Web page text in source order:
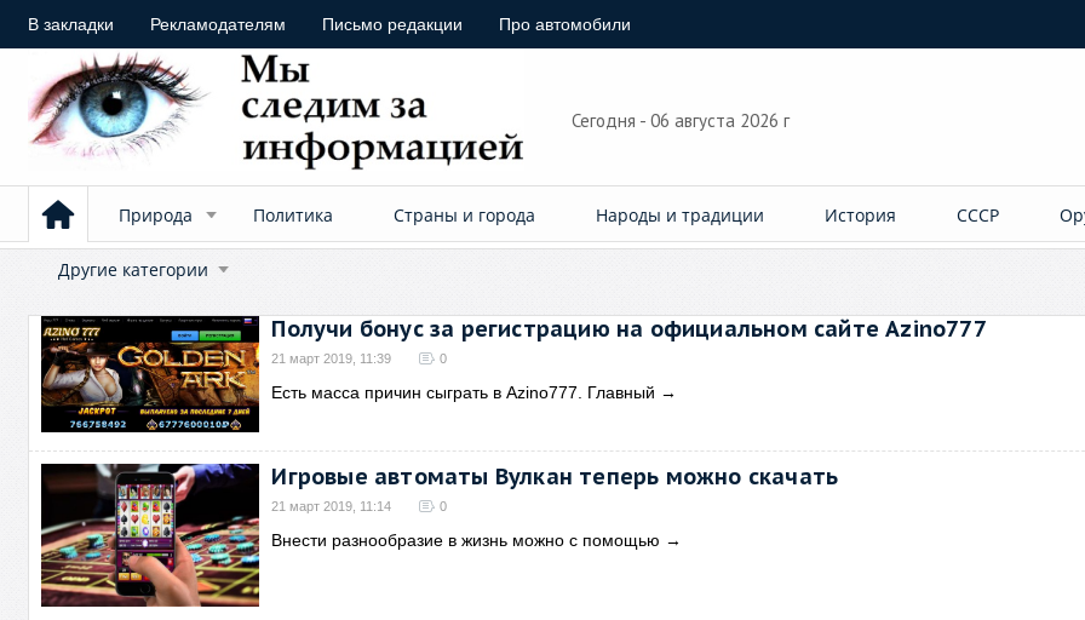
В закладки Рекламодателям Письмо редакции Про автомобили
Сегодня - 06 августа 2026 г
Природа Политика Страны и города Народы и традиции История СССР
Другие категории
Получи бонус за регистрацию на официальном сайте Azino777
21 март 2019, 11:39 0
Есть масса причин сыграть в Azino777. Главный →
Игровые автоматы Вулкан теперь можно скачать
21 март 2019, 11:14 0
Внести разнообразие в жизнь можно с помощью →